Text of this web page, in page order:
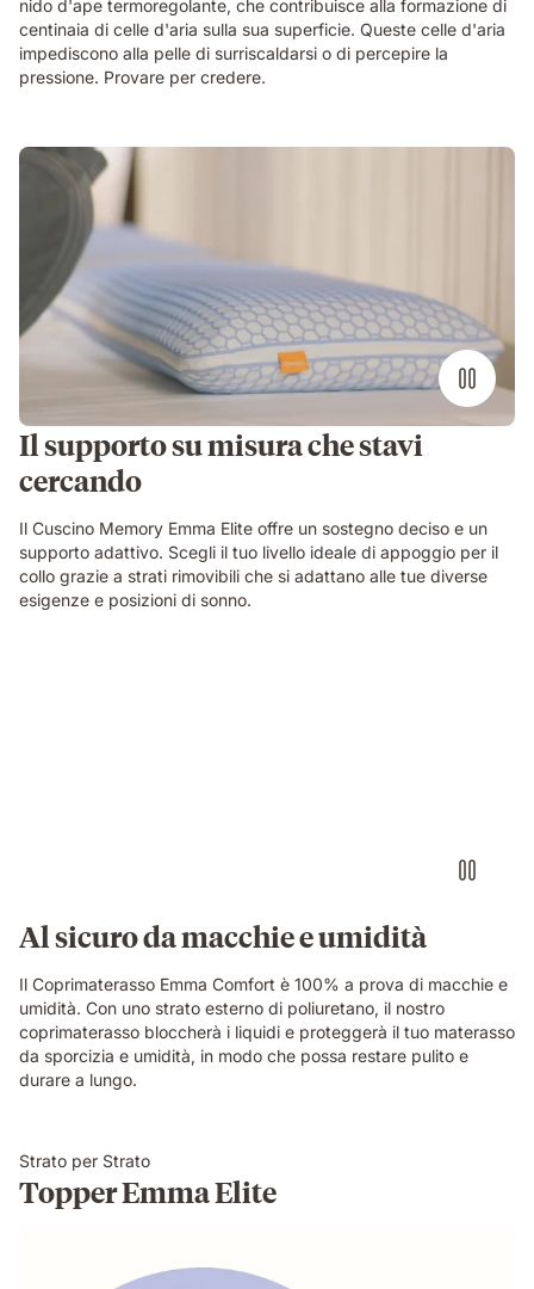
nido d'ape termoregolante, che contribuisce alla formazione di
centinaia di celle d'aria sulla sua superficie. Queste celle d'aria
impediscono alla pelle di surriscaldarsi o di percepire la
pressione. Provare per credere.
Il supporto su misura che stavi
cercando
Il Cuscino Memory Emma Elite offre un sostegno deciso e un
supporto adattivo. Scegli il tuo livello ideale di appoggio per il
collo grazie a strati rimovibili che si adattano alle tue diverse
esigenze e posizioni di sonno.
Al sicuro da macchie e umidità
Il Coprimaterasso Emma Comfort è 100% a prova di macchie e
umidità. Con uno strato esterno di poliuretano, il nostro
coprimaterasso bloccherà i liquidi e proteggerà il tuo materasso
da sporcizia e umidità, in modo che possa restare pulito e
durare a lungo.
Strato per Strato
Topper Emma Elite